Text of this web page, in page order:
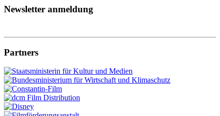
Newsletter anmeldung
Partners